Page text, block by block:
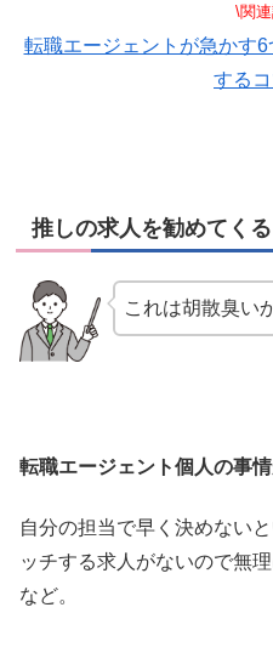
\関
転職エージェントが急かす
するコ
推しの求人を勧めてくる
これは胡散臭い
転職エージェント個人の事
自分の担当で早く決めない
ッチする求人がないので無
など。